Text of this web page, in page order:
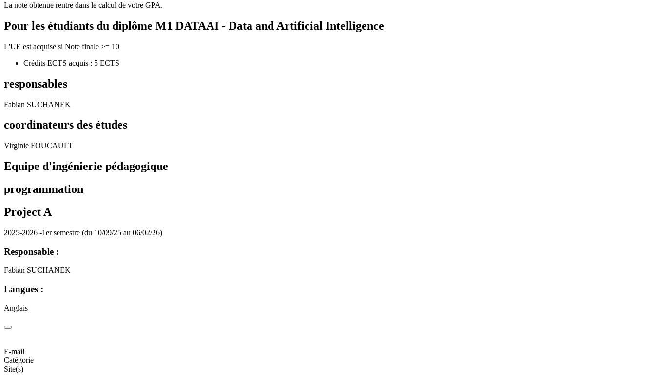
La note obtenue rentre dans le calcul de votre GPA.
Pour les étudiants du diplôme M1 DATAAI - Data and Artificial Intelligence
L'UE est acquise si Note finale >= 10
Crédits ECTS acquis : 5 ECTS
responsables
Fabian SUCHANEK
coordinateurs des études
Virginie FOUCAULT
Equipe d'ingénierie pédagogique
programmation
Project A
2025-2026 -1er semestre (du 10/09/25 au 06/02/26)
Responsable :
Fabian SUCHANEK
Langues :
Anglais
E-mail
Catégorie
Site(s)